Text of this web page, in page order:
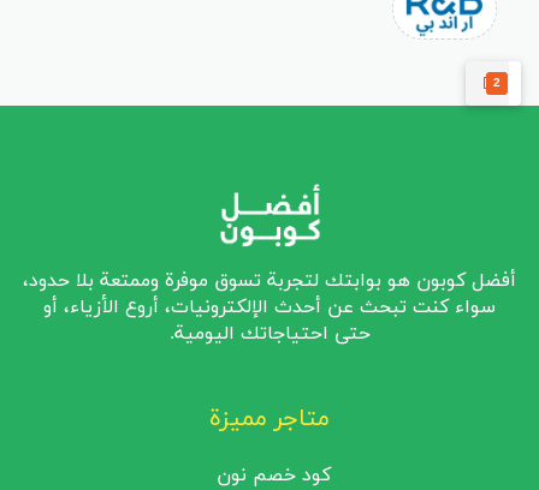
2
أفضل كوبون هو بوابتك لتجربة تسوق موفرة وممتعة بلا حدود،
سواء كنت تبحث عن أحدث الإلكترونيات، أروع الأزياء، أو
حتى احتياجاتك اليومية.
متاجر مميزة
كود خصم نون